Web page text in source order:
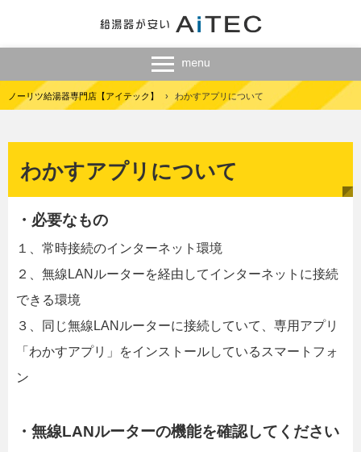
ノーリツ給湯器専門店【アイテック】 › わかすアプリについて
わかすアプリについて
・必要なもの
１、常時接続のインターネット環境
２、無線LANルーターを経由してインターネットに接続
できる環境
３、同じ無線LANルーターに接続していて、専用アプリ
「わかすアプリ」をインストールしているスマートフォ
ン
・無線LANルーターの機能を確認してください